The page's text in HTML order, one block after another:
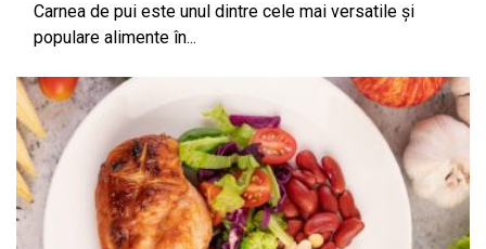
Carnea de pui este unul dintre cele mai versatile și
populare alimente în...